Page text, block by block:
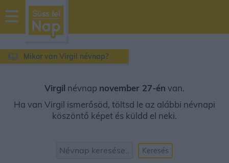
sussfelnap.hu
időjárás
Mikor van Virgil névnap?
Virgil névnap november 27-én van.
Ha van Virgil ismerősöd, töltsd le az alábbi névnapi
köszöntő képet és küldd el neki.
Keresés